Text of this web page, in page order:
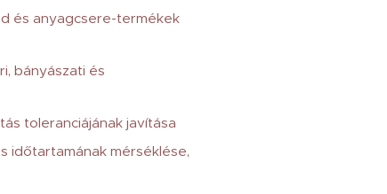
és anyagcsere-termékek
bányászati és
toleranciájának javítása
időtartamának mérséklése,